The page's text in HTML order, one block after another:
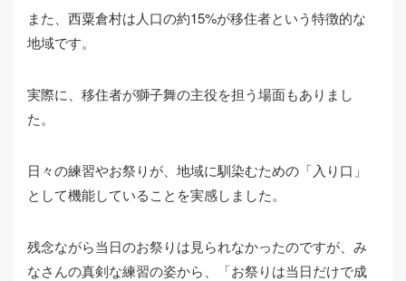
また、西粟倉村は人口の約15%が移住者という特徴的な
地域です。
実際に、移住者が獅子舞の主役を担う場面もありまし
た。
日々の練習やお祭りが、地域に馴染むための「入り口」
として機能していることを実感しました。
残念ながら当日のお祭りは見られなかったのですが、み
なさんの真剣な練習の姿から、「お祭りは当日だけで成